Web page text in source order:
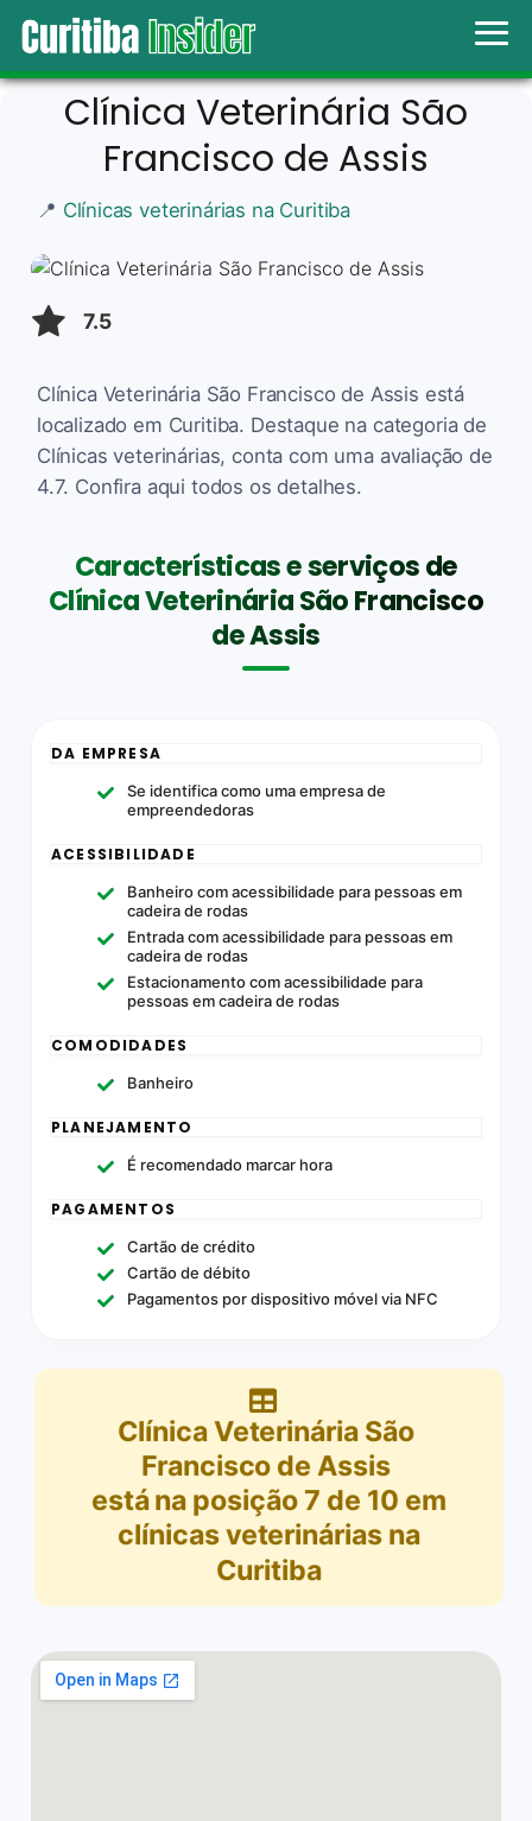
Clínica Veterinária São
Francisco de Assis
📍 Clínicas veterinárias na Curitiba
7.5
Clínica Veterinária São Francisco de Assis está
localizado em Curitiba. Destaque na categoria de
Clínicas veterinárias, conta com uma avaliação de
4.7. Confira aqui todos os detalhes.
Características e serviços de
Clínica Veterinária São Francisco
de Assis
DA EMPRESA
Se identifica como uma empresa de
empreendedoras
ACESSIBILIDADE
Banheiro com acessibilidade para pessoas em
cadeira de rodas
Entrada com acessibilidade para pessoas em
cadeira de rodas
Estacionamento com acessibilidade para
pessoas em cadeira de rodas
COMODIDADES
Banheiro
PLANEJAMENTO
É recomendado marcar hora
PAGAMENTOS
Cartão de crédito
Cartão de débito
Pagamentos por dispositivo móvel via NFC
Clínica Veterinária São
Francisco de Assis
está na posição7 de 10 em
clínicas veterinárias na
Curitiba